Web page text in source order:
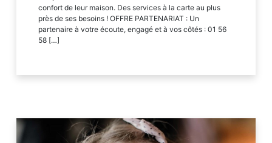
confort de leur maison. Des services à la carte au plus
près de ses besoins ! OFFRE PARTENARIAT : Un
partenaire à votre écoute, engagé et à vos côtés : 01 56
58 […]